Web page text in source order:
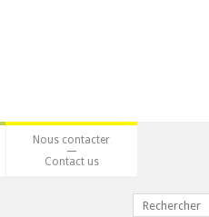
Nous contacter
Contact us